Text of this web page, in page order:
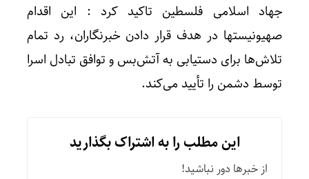
جهاد اسلامی فلسطین تاکید کرد : این اقدام
صهیونیستها در هدف قرار دادن خبرنگاران، رد تمام
تلاش‌ها برای دستیابی به آتش‌بس و توافق تبادل اسرا
توسط دشمن را تأیید می‌کند.
این مطلب را به اشتراک بگذارید
از خبرها دور نباشید!